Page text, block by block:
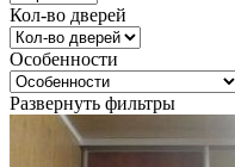
Кол-во дверей
Особенности
Развернуть фильтры